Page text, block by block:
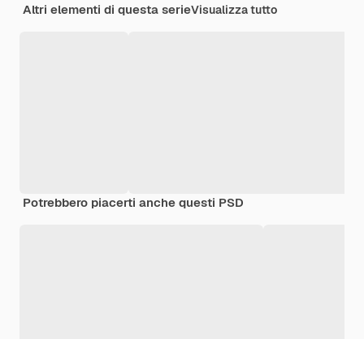
Altri elementi di questa serieVisualizza tutto
Potrebbero piacerti anche questi PSD